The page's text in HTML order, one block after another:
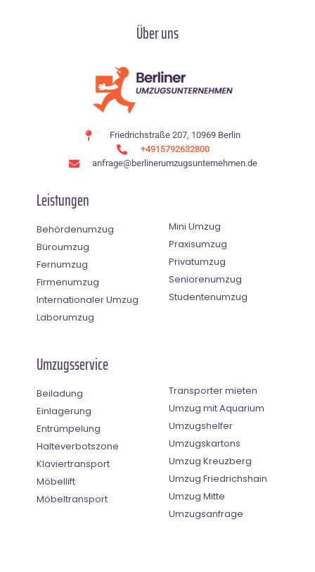
Über uns
Friedrichstraße 207, 10969 Berlin
+4915792632800
anfrage@berlinerumzugsunternehmen.de
Leistungen
Behördenumzug
Büroumzug
Fernumzug
Firmenumzug
Internationaler Umzug
Laborumzug
Mini Umzug
Praxisumzug
Privatumzug
Seniorenumzug
Studentenumzug
Umzugsservice
Beiladung
Einlagerung
Entrümpelung
Halteverbotszone
Klaviertransport
Möbellift
Möbeltransport
Transporter mieten
Umzug mit Aquarium
Umzugshelfer
Umzugskartons
Umzug Kreuzberg
Umzug Friedrichshain
Umzug Mitte
Umzugsanfrage